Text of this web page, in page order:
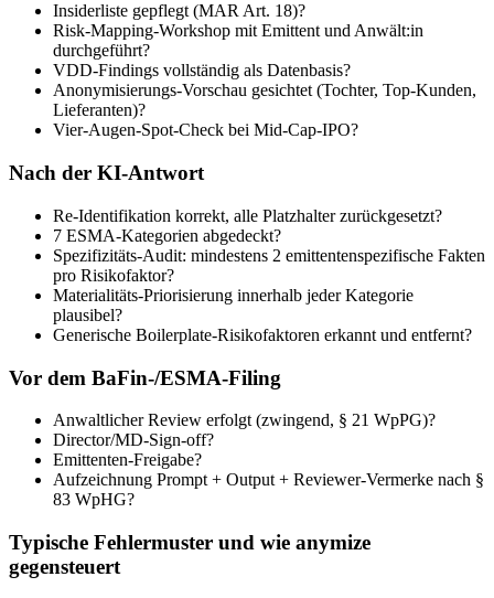
Insiderliste gepflegt (MAR Art. 18)?
Risk-Mapping-Workshop mit Emittent und Anwält:in
durchgeführt?
VDD-Findings vollständig als Datenbasis?
Anonymisierungs-Vorschau gesichtet (Tochter, Top-Kunden,
Lieferanten)?
Vier-Augen-Spot-Check bei Mid-Cap-IPO?
Nach der KI-Antwort
Re-Identifikation korrekt, alle Platzhalter zurückgesetzt?
7 ESMA-Kategorien abgedeckt?
Spezifizitäts-Audit: mindestens 2 emittentenspezifische Fakten
pro Risikofaktor?
Materialitäts-Priorisierung innerhalb jeder Kategorie
plausibel?
Generische Boilerplate-Risikofaktoren erkannt und entfernt?
Vor dem BaFin-/ESMA-Filing
Anwaltlicher Review erfolgt (zwingend, § 21 WpPG)?
Director/MD-Sign-off?
Emittenten-Freigabe?
Aufzeichnung Prompt + Output + Reviewer-Vermerke nach §
83 WpHG?
Typische Fehlermuster und wie anymize
gegensteuert